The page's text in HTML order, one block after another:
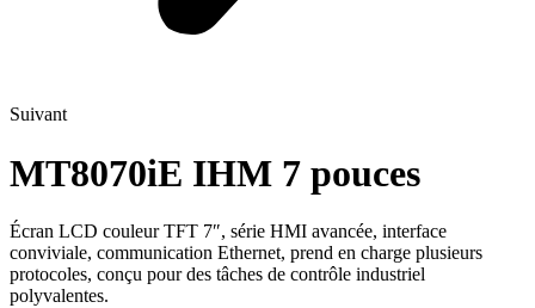
Suivant
MT8070iE IHM 7 pouces
Écran LCD couleur TFT 7″, série HMI avancée, interface
conviviale, communication Ethernet, prend en charge plusieurs
protocoles, conçu pour des tâches de contrôle industriel
polyvalentes.